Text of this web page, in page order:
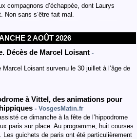
compagnons d’échappée, dont Laurys
Non sans s’être fait mal.
2 AOÛT 2026
Décès de Marcel Loisant -
Marcel Loisant survenu le 30 juillet à l’âge de
à Vittel, des animations pour
- VosgesMatin.fr
ce dimanche à la fête de l’hippodrome
paris sur place. Au programme, huit courses
guichets de paris ont été particulièrement